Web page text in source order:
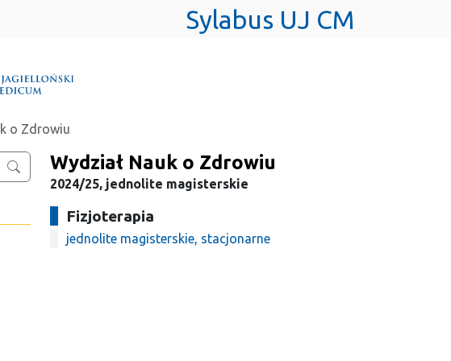
Sylabus UJ CM
o Zdrowiu
Wydział Nauk o Zdrowiu
2024/25, jednolite magisterskie
Fizjoterapia
jednolite magisterskie, stacjonarne